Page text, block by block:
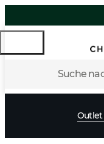
Suche
Outlet